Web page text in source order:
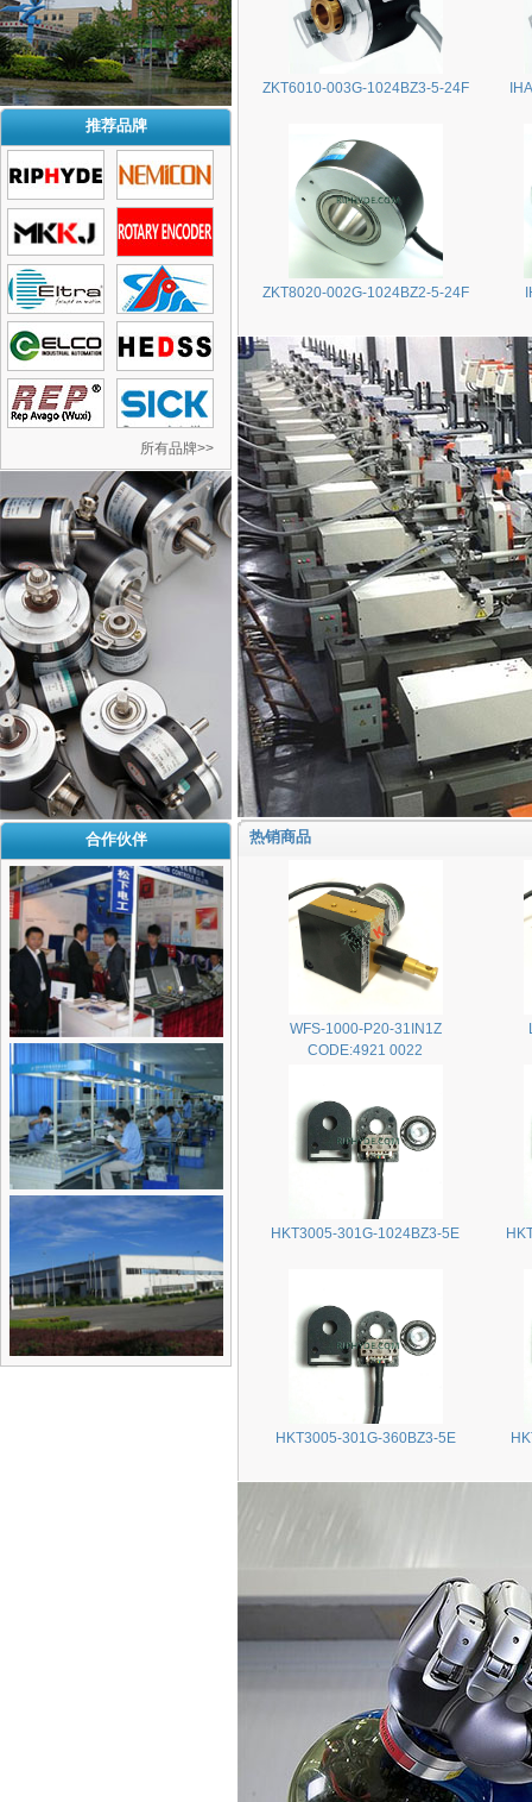
推荐品牌
所有品牌>>
合作伙伴
ZKT6010-003G-1024BZ3-5-24F
ZKT8020-002G-1024BZ2-5-24F
热销商品
WFS-1000-P20-31IN1Z
CODE:4921 0022
HKT3005-301G-1024BZ3-5E
HKT3005-301G-360BZ3-5E